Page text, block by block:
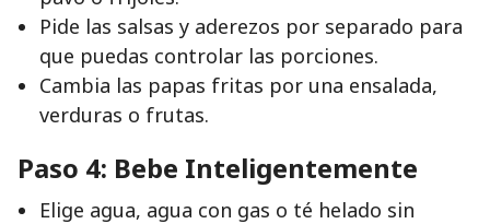
Pide las salsas y aderezos por separado para
que puedas controlar las porciones.
Cambia las papas fritas por una ensalada,
verduras o frutas.
Paso 4: Bebe Inteligentemente
Elige agua, agua con gas o té helado sin